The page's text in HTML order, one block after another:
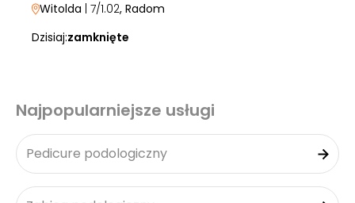
Witolda | 7/1.02, Radom
Dzisiaj:zamknięte
Najpopularniejsze usługi
Pedicure podologiczny